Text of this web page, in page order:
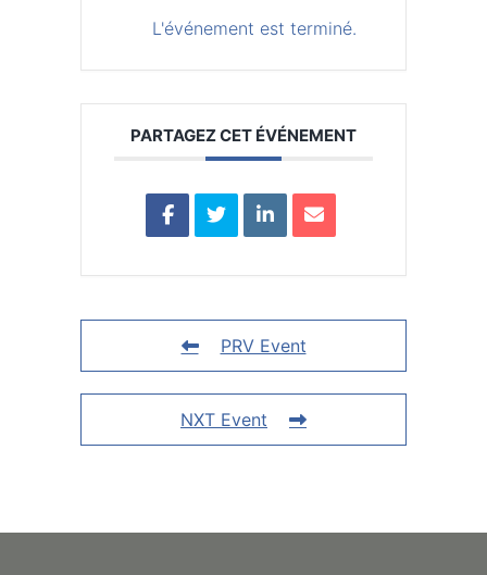
L'événement est terminé.
PARTAGEZ CET ÉVÉNEMENT
PRV Event
NXT Event